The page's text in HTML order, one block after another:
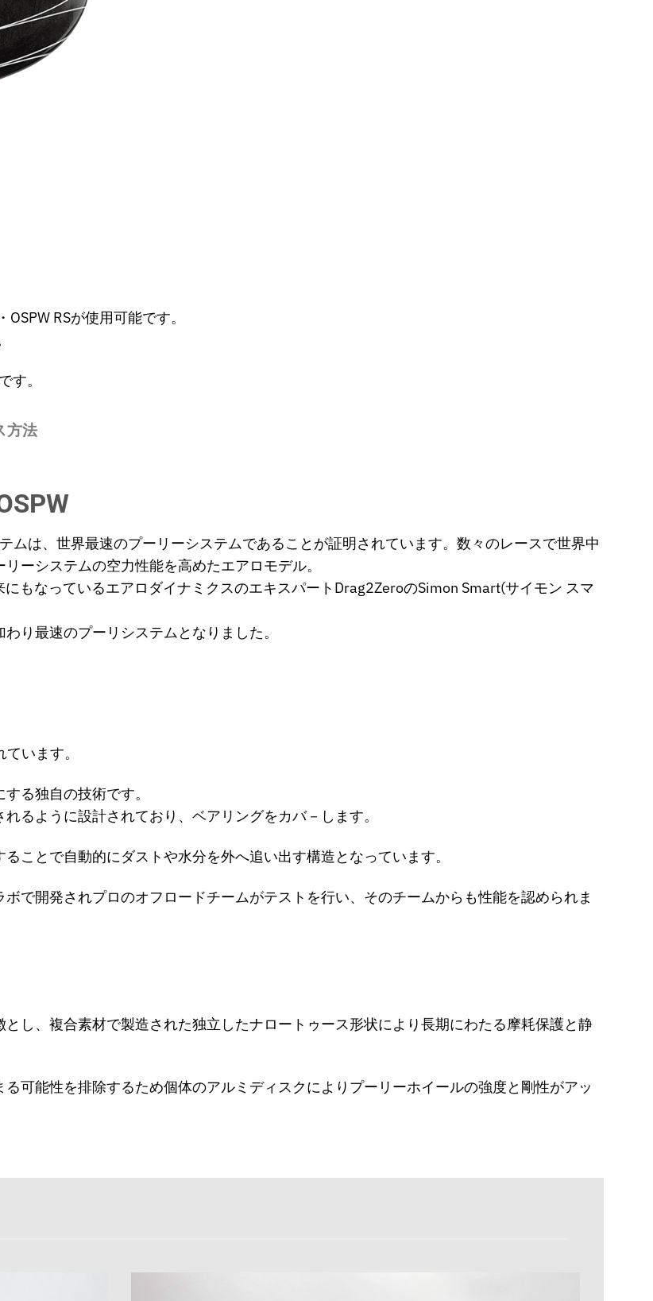
RSが使用可能です。
す。
方法
ムは、世界最速のプーリーシステムであることが証明されています。数々のレースで世界中
ーシステムの空力性能を高めたエアロモデル。
にもなっているエアロダイナミクスのエキスパートDrag2ZeroのSimon Smart(サイモン スマ
り最速のプーリシステムとなりました。
います。
る独自の技術です。
るように設計されており、ベアリングをカバ－します。
ことで自動的にダストや水分を外へ追い出す構造となっています。
で開発されプロのオフロードチームがテストを行い、そのチームからも性能を認められま
し、複合素材で製造された独立したナロートゥース形状により長期にわたる摩耗保護と静
可能性を排除するため個体のアルミディスクによりプーリーホイールの強度と剛性がアッ